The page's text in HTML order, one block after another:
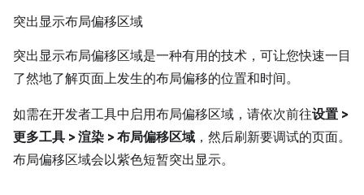
突出显示布局偏移区域
突出显示布局偏移区域是一种有用的技术，可让您快速一目
了然地了解页面上发生的布局偏移的位置和时间。
如需在开发者工具中启用布局偏移区域，请依次前往设置 >
更多工具 > 渲染 > 布局偏移区域 ，然后刷新要调试的页面。
布局偏移区域会以紫色短暂突出显示。